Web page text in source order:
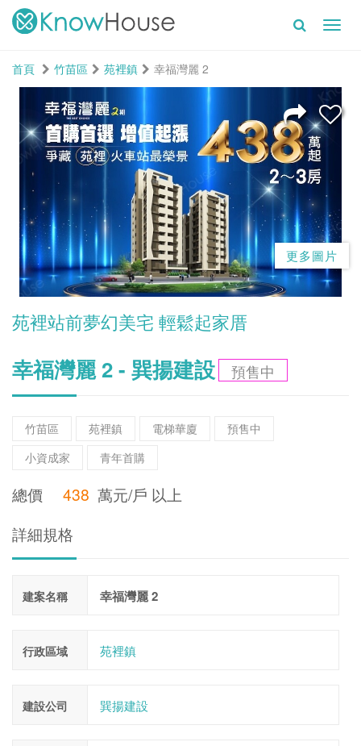
首頁
竹苗區 苑裡鎮 幸福灣麗 2
更多圖片
苑裡站前夢幻美宅 輕鬆起家厝
幸福灣麗 2 - 巽揚建設 預售中
竹苗區 苑裡鎮 電梯華廈
預售中
小資成家
青年首購
總價 438 萬元/戶 以上
詳細規格
建案名稱 幸福灣麗 2
行政區域 苑裡鎮
建設公司 巽揚建設